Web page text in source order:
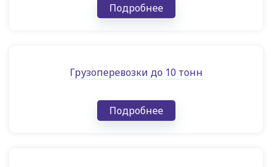
Подробнее
Грузоперевозки до 10 тонн
Подробнее